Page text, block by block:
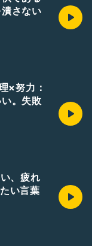
さない
×努力：
。失敗
、疲れ
い言葉